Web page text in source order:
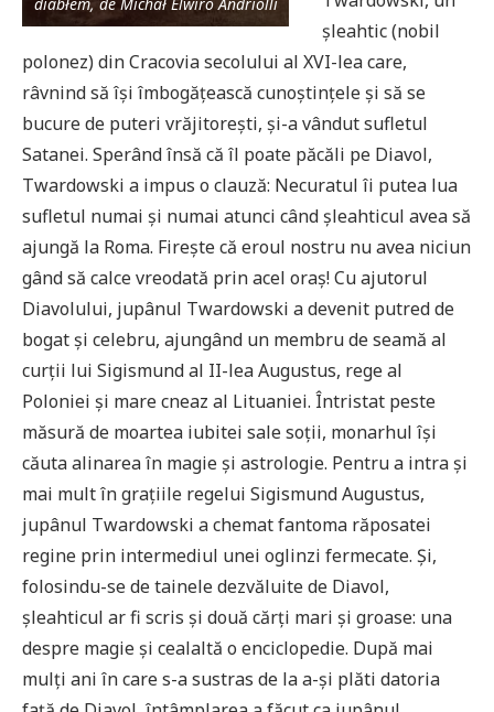
șleahtic (nobil
polonez) din Cracovia secolului al XVI-lea care,
râvnind să își îmbogățească cunoștințele și să se
bucure de puteri vrăjitoreşti, și-a vândut sufletul
Satanei. Sperând însă că îl poate păcăli pe Diavol,
Twardowski a impus o clauză: Necuratul îi putea lua
sufletul numai și numai atunci când șleahticul avea să
ajungă la Roma. Firește că eroul nostru nu avea niciun
gând să calce vreodată prin acel oraș! Cu ajutorul
Diavolului, jupânul Twardowski a devenit putred de
bogat și celebru, ajungând un membru de seamă al
curții lui Sigismund al II-lea Augustus, rege al
Poloniei și mare cneaz al Lituaniei. Întristat peste
măsură de moartea iubitei sale soții, monarhul își
căuta alinarea în magie și astrologie. Pentru a intra și
mai mult în grațiile regelui Sigismund Augustus,
jupânul Twardowski a chemat fantoma răposatei
regine prin intermediul unei oglinzi fermecate. Și,
folosindu-se de tainele dezvăluite de Diavol,
șleahticul ar fi scris și două cărți mari și groase: una
despre magie și cealaltă o enciclopedie. După mai
mulți ani în care s-a sustras de la a-și plăti datoria